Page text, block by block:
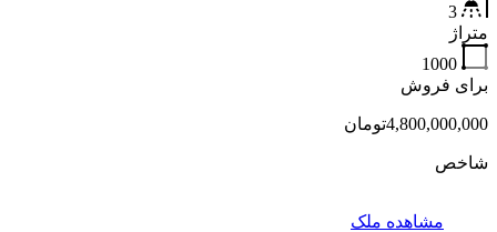
3
متراژ
1000
برای فروش
4,800,000,000تومان
شاخص
مشاهده ملک